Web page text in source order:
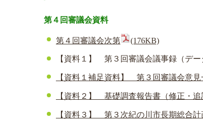
第４回審議会資料
第４回審議会次第 (176KB)
【資料１】 第３回審議会議事録（デー
【資料１補足資料】 第３回審議会意見
【資料２】 基礎調査報告書（修正・追
【資料３】 第３次紀の川市長期総合計